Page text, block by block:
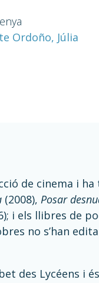
Ordoño, Júlia
de cinema i
(2008), Posar
i els llibres de
no s’han
des Lycéens i